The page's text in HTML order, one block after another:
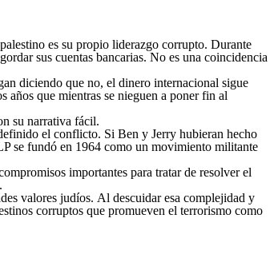
es su propio liderazgo corrupto. Durante
sus cuentas bancarias. No es una coincidencia
diciendo que no, el dinero internacional sigue
años que mientras se nieguen a poner fin al
su narrativa fácil.
el conflicto. Si Ben y Jerry hubieran hecho
se fundó en 1964 como un movimiento militante
importantes para tratar de resolver el
valores judíos. Al descuidar esa complejidad y
corruptos que promueven el terrorismo como